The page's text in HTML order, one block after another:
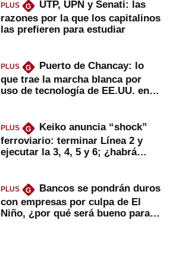
PLUS G
UTP, UPN y Senati: las
razones por la que los capitalinos
las prefieren para estudiar
PLUS G
Puerto de Chancay: lo
que trae la marcha blanca por
uso de tecnología de EE.UU. en
PLUS G
Keiko anuncia “shock”
ferroviario: terminar Línea 2 y
ejecutar la 3, 4, 5 y 6; ¿habrá
PLUS G
Bancos se pondrán duros
con empresas por culpa de El
Niño, ¿por qué será bueno para